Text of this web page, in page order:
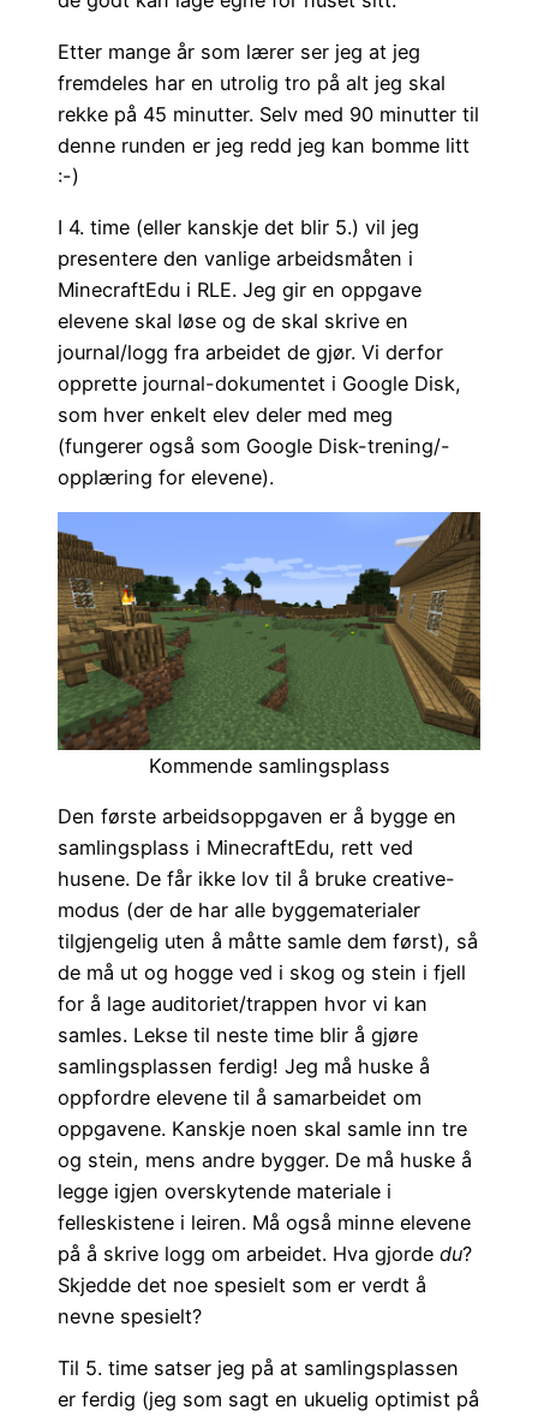
Etter mange år som lærer ser jeg at jeg
fremdeles har en utrolig tro på alt jeg skal
rekke på 45 minutter. Selv med 90 minutter til
denne runden er jeg redd jeg kan bomme litt
:-)
I 4. time (eller kanskje det blir 5.) vil jeg
presentere den vanlige arbeidsmåten i
MinecraftEdu i RLE. Jeg gir en oppgave
elevene skal løse og de skal skrive en
journal/logg fra arbeidet de gjør. Vi derfor
opprette journal-dokumentet i Google Disk,
som hver enkelt elev deler med meg
(fungerer også som Google Disk-trening/-
opplæring for elevene).
Kommende samlingsplass
Den første arbeidsoppgaven er å bygge en
samlingsplass i MinecraftEdu, rett ved
husene. De får ikke lov til å bruke creative-
modus (der de har alle byggematerialer
tilgjengelig uten å måtte samle dem først), så
de må ut og hogge ved i skog og stein i fjell
for å lage auditoriet/trappen hvor vi kan
samles. Lekse til neste time blir å gjøre
samlingsplassen ferdig! Jeg må huske å
oppfordre elevene til å samarbeidet om
oppgavene. Kanskje noen skal samle inn tre
og stein, mens andre bygger. De må huske å
legge igjen overskytende materiale i
felleskistene i leiren. Må også minne elevene
på å skrive logg om arbeidet. Hva gjorde du?
Skjedde det noe spesielt som er verdt å
nevne spesielt?
Til 5. time satser jeg på at samlingsplassen
er ferdig (jeg som sagt en ukuelig optimist på